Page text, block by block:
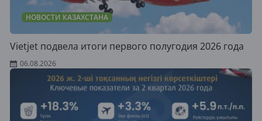
НОВОСТИ КАЗАХСТАНА
Vietjet подвела итоги первого полугодия 2026 года
06.08.2026